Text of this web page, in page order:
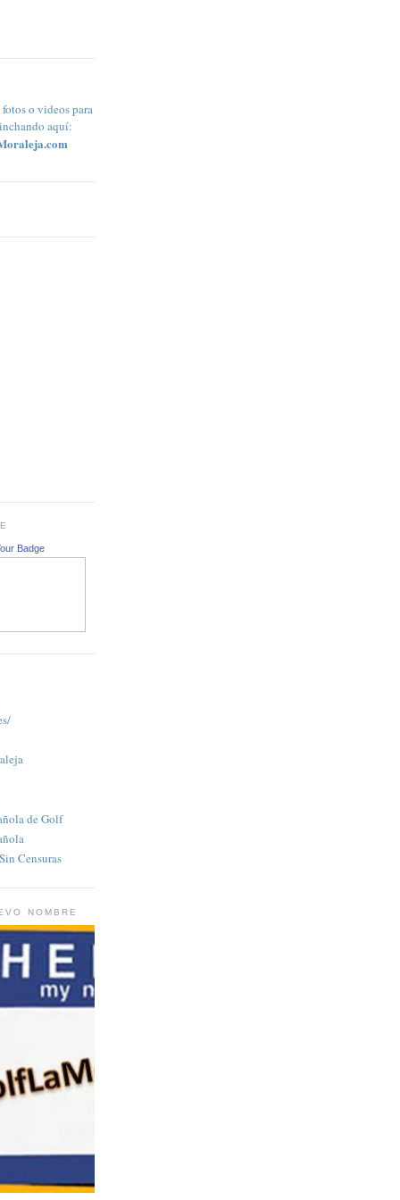
o videos para
aquí:
Badge
de Golf
Censuras
NOMBRE